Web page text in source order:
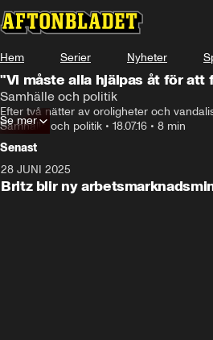
Hem Serier Nyheter
"Vi måste alla hjälpas åt för att
Samhälle och politik
Efter två nätter av oroligheter och
Samhälle och politik • 18.07.16 • 8 min
Se mer
Senast
28 JUNI 2025
Britz blir ny